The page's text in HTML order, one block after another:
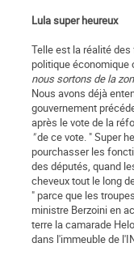
Lula super heureux
Telle est la réalité
politique économique
nous sortons de la
Nous avons déjà
gouvernement
après le vote de la
"de ce vote. " Super
pourchasser les
des députés, quand
cheveux tout le long
" parce que les
ministre Berzoini en
terre la camarade
dans l'immeuble de